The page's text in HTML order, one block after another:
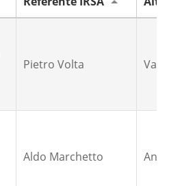
Pietro Volta
Aldo Marchetto